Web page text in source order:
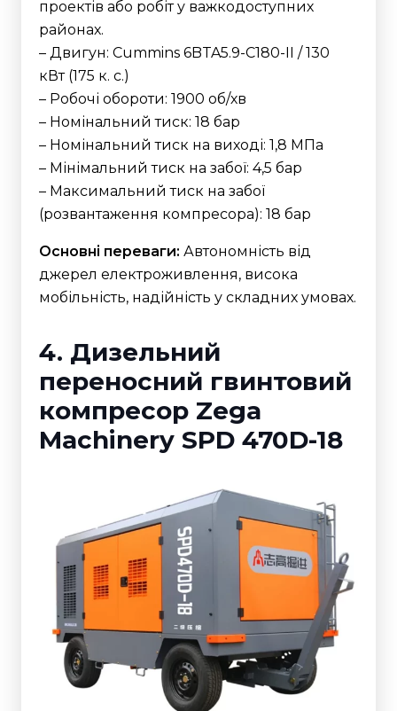
проектів або робіт у важкодоступних
районах.
– Двигун: Cummins 6BTA5.9-C180-II / 130
кВт (175 к. с.)
– Робочі обороти: 1900 об/хв
– Номінальний тиск: 18 бар
– Номінальний тиск на виході: 1,8 МПа
– Мінімальний тиск на забої: 4,5 бар
– Максимальний тиск на забої
(розвантаження компресора): 18 бар
Основні переваги: Автономність від
джерел електроживлення, висока
мобільність, надійність у складних умовах.
4. Дизельний
переносний гвинтовий
компресор Zega
Machinery SPD 470D-18